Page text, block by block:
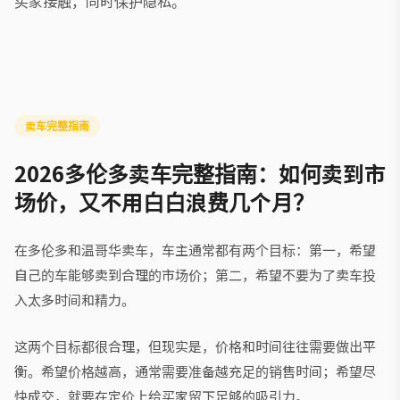
卖车完整指南
2026多伦多卖车完整指南：如何卖到市
场价，又不用白白浪费几个月？
在多伦多和温哥华卖车，车主通常都有两个目标：第一，希望
自己的车能够卖到合理的市场价；第二，希望不要为了卖车投
入太多时间和精力。
这两个目标都很合理，但现实是，价格和时间往往需要做出平
衡。希望价格越高，通常需要准备越充足的销售时间；希望尽
快成交，就要在定价上给买家留下足够的吸引力。